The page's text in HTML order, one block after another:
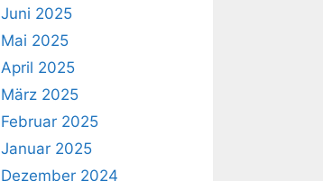
Juni 2025
Mai 2025
April 2025
März 2025
Februar 2025
Januar 2025
Dezember 2024